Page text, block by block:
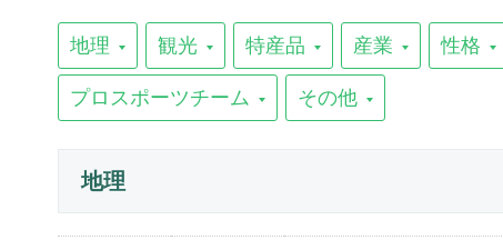
地理 観光 特産品 産業 性格
プロスポーツチーム その他
地理